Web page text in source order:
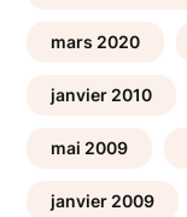
mars 2020
janvier 2010
mai 2009
janvier 2009